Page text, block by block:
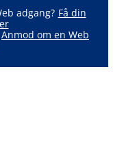
adgang? Få din
Anmod om en Web